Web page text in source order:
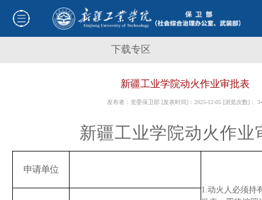
下载专区
新疆工业学院动火作业审批表
发布者：党委保卫部 [发表时间]：2025-12-05 [浏览次数]：
新疆工业学院动火作业
申请单位
1.动火人必须持